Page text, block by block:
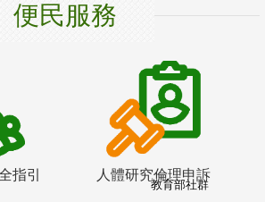
便民服務
指引
人體研究倫理申訴
教育部社群